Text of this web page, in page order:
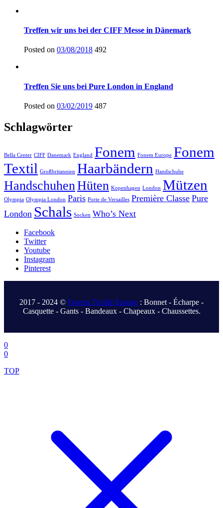
Treffen wir uns bei der CIFF Messe in Dänemark
Posted on 03/08/2018 492
Treffen Sie uns bei Pure London in England
Posted on 03/02/2019 487
Schlagwörter
Bella Center CIFF Danemark England Fonem Fonem Europe Fonem
Textil Großbritannien Haarbändern Handschuhe
HandschuhenHüten Kopenhagen London Mützen
Olympia Olympia London Paris Porte de Versailles Première Classe Pure
London Schals Socken Who’s Next
Facebook
Twitter
Youtube
Instagram
Pinterest
.
2017 - 2024 © Fonem Textile Europe : Bonnet - Écharpe -
Casquette - Gants - Bandeaux - Chapeaux - Chaussettes.
.
0
0
TOP